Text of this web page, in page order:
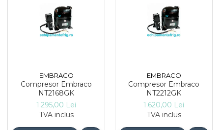
EMBRACO
Compresor Embraco
NT2168GK
1.295,00 Lei
TVA inclus
EMBRACO
Compresor Embraco
NT2212GK
1.620,00 Lei
TVA inclus